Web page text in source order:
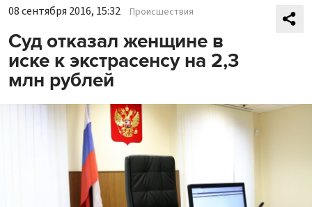
08 сентября 2016, 15:32 Происшествия
Суд отказал женщине в
иске к экстрасенсу на 2,3
млн рублей